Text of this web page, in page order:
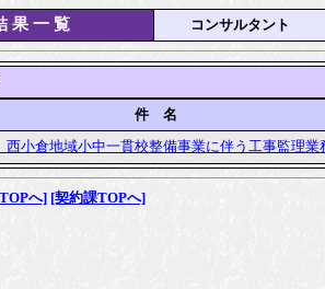
果 一 覧 コンサルタント
件　名
西小倉地域小中一貫校整備事業に伴う工事監理業
へ] [契約課TOPへ]